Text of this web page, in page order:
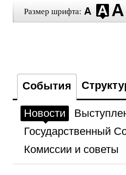
Размер шрифта:
События
Новости
Государственный
Комиссии и советы